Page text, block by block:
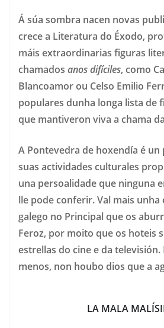
Á súa sombra nacen novas
crece a Literatura do Éxodo,
máis extraordinarias figuras
chamados anos difíciles, como
Blancoamor ou Celso Emilio
populares dunha longa lista de
que mantiveron viva a chama
A Pontevedra de hoxendía é un
suas actividades culturales
una persoalidade que ninguna
lle pode conferir. Val mais
galego no Principal que os
Feroz, por moito que os hoteis
estrellas do cine e da televisión.
menos, non houbo dios que a
LA MALA